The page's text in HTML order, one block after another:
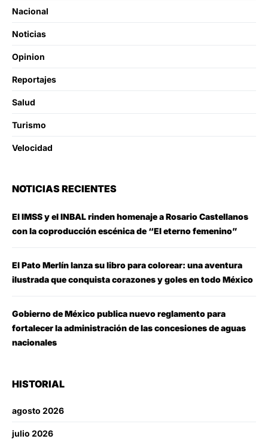
Nacional
Noticias
Opinion
Reportajes
Salud
Turismo
Velocidad
NOTICIAS RECIENTES
El IMSS y el INBAL rinden homenaje a Rosario Castellanos
con la coproducción escénica de “El eterno femenino”
El Pato Merlín lanza su libro para colorear: una aventura
ilustrada que conquista corazones y goles en todo México
Gobierno de México publica nuevo reglamento para
fortalecer la administración de las concesiones de aguas
nacionales
HISTORIAL
agosto 2026
julio 2026